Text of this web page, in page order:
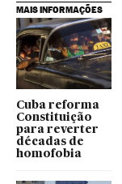
MAIS INFORMAÇÕES
Cuba reforma
Constituição
para reverter
décadas de
homofobia